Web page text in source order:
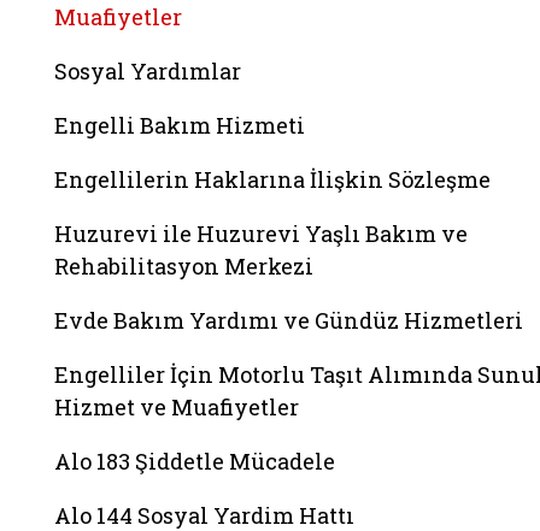
Muafiyetler
Sosyal Yardımlar
Engelli Bakım Hizmeti
Engellilerin Haklarına İlişkin Sözleşme
Huzurevi ile Huzurevi Yaşlı Bakım ve
Rehabilitasyon Merkezi
Evde Bakım Yardımı ve Gündüz Hizmetleri
Engelliler İçin Motorlu Taşıt Alımında
Hizmet ve Muafiyetler
Alo 183 Şiddetle Mücadele
Alo 144 Sosyal Yardim Hattı